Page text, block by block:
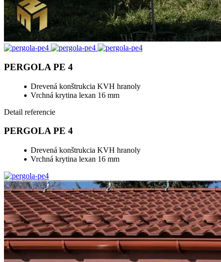
PERGOLA PE 4
Drevená konštrukcia KVH hranoly
Vrchná krytina lexan 16 mm
Detail referencie
PERGOLA PE 4
Drevená konštrukcia KVH hranoly
Vrchná krytina lexan 16 mm